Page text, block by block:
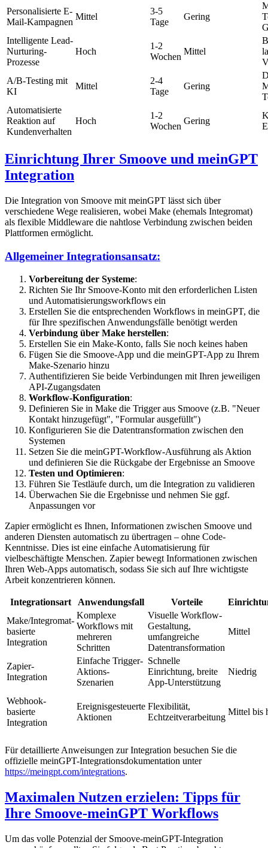
Personalisierte E-
Mail-Kampagnen
Mittel
3-5
Tage
Gering
Intelligente Lead-
Nurturing-
Prozesse
Hoch
1-2
Wochen
Mittel
A/B-Testing mit
KI
Mittel
2-4
Tage
Gering
Automatisierte
Reaktion auf
Kundenverhalten
Hoch
1-2
Wochen
Gering
Einrichtung Ihrer Smoove und meinGPT
Integration
Die Integration von Smoove mit meinGPT lässt sich über
verschiedene Wege realisieren, wobei Make (ehemals Integromat)
als flexible Middleware die nahtlose Verbindung zwischen beiden
Plattformen ermöglicht.
Allgemeiner Integrationsansatz:
Vorbereitung der Systeme:
Richten Sie Ihr Smoove-Konto mit den erforderlichen Listen
und Automatisierungsworkflows ein
Erstellen Sie die entsprechenden Workflows in meinGPT, die
für Ihre spezifischen Anwendungsfälle benötigt werden
Verbindung über Make herstellen:
Erstellen Sie ein Make-Konto, falls Sie noch keines haben
Fügen Sie die Smoove-App und die meinGPT-App zu Ihrem
Make-Szenario hinzu
Authentifizieren Sie beide Verbindungen mit Ihren jeweiligen
API-Zugangsdaten
Workflow-Konfiguration:
Definieren Sie in Make die Trigger aus Smoove (z.B. "Neuer
Kontakt hinzugefügt", "Formular ausgefüllt")
Konfigurieren Sie die Datentransformation zwischen den
Systemen
Setzen Sie die meinGPT-Workflow-Ausführung als Aktion
und definieren Sie die Rückgabe der Ergebnisse an Smoove
Testen und Optimieren:
Führen Sie Testläufe durch, um die Integration zu validieren
Überwachen Sie die Ergebnisse und nehmen Sie ggf.
Anpassungen vor
Zapier ermöglicht es Ihnen, Informationen zwischen Smoove und
anderen Diensten automatisch zu übertragen – ohne Code-
Kenntnisse. Dies ist eine einfache Automatisierung für
vielbeschäftigte Menschen. Zapier bewegt Informationen zwischen
Ihren Web-Apps automatisch, sodass Sie sich auf Ihre wichtigste
Arbeit konzentrieren können.
Integrationsart Anwendungsfall Vorteile
Make/Integromat-
basierte
Integration
Komplexe
Workflows mit
mehreren
Schritten
Visuelle Workflow-
Gestaltung,
umfangreiche
Datentransformation
Mittel
Zapier-
Integration
Einfache Trigger-
Aktions-
Szenarien
Schnelle
Einrichtung, breite
App-Unterstützung
Niedrig
Webhook-
basierte
Integration
Ereignisgesteuerte
Aktionen
Flexibilität,
Echtzeitverarbeitung
Mittel bis
Für detaillierte Anweisungen zur Integration besuchen Sie die
offizielle meinGPT-Integrationsdokumentation unter
https://meingpt.com/integrations.
Maximalen Nutzen erzielen: Tipps für
Ihre Smoove-meinGPT Workflows
Um das volle Potenzial der Smoove-meinGPT-Integration